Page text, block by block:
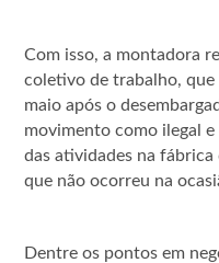
Com isso, a montadora
coletivo de trabalho, que
maio após o
movimento como ilegal
das atividades na fábrica
que não ocorreu na
Dentre os pontos em